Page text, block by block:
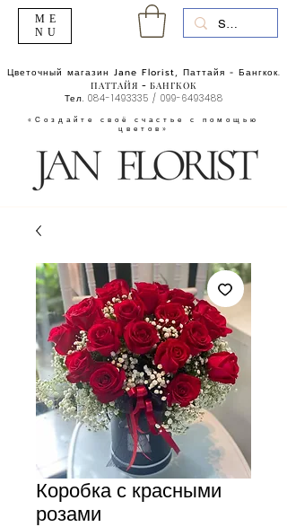
«Создайте своё счастье с помощью
цветов»
Цветочный магазин Jane Florist, Паттайя - Бангкок.
ПАТТАЙЯ - БАНГКОК
Тел. 084-1493335 / 099-6493488
ME
NU
Коробка с красными
розами